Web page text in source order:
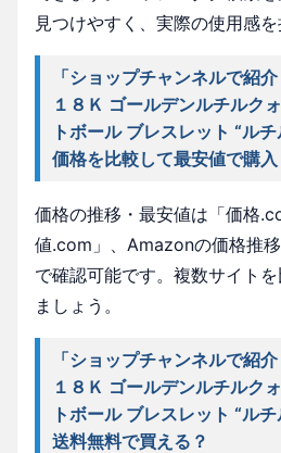
見つけやすく、実際の使用感を
「ショップチャンネルで紹
１８Ｋ ゴールデンルチルク
トボール ブレスレット “ル
価格を比較して最安値で購入
価格の推移・最安値は「価格
値.com」、Amazonの価格推
で確認可能です。複数サイト
ましょう。
「ショップチャンネルで紹
１８Ｋ ゴールデンルチルク
トボール ブレスレット “ル
送料無料で買える？